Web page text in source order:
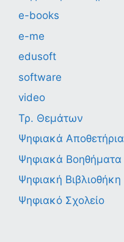
e-books
e-me
edusoft
software
video
Τρ. Θεμάτων
Ψηφιακά Αποθετήρια
Ψηφιακά Βοηθήματα
Ψηφιακή Βιβλιοθήκη
Ψηφιακό Σχολείο